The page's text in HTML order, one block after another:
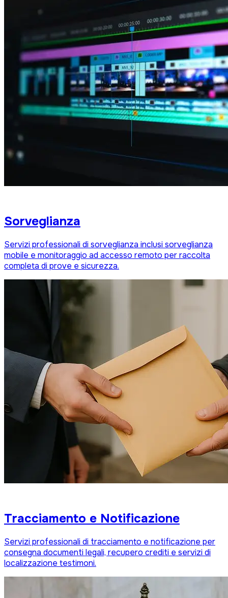
Sorveglianza
Servizi professionali di sorveglianza inclusi sorveglianza
mobile e monitoraggio ad accesso remoto per raccolta
completa di prove e sicurezza.
Tracciamento e Notificazione
Servizi professionali di tracciamento e notificazione per
consegna documenti legali, recupero crediti e servizi di
localizzazione testimoni.